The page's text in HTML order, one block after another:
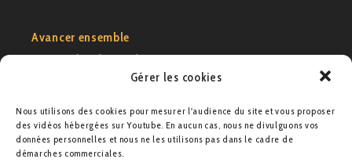
Gérer les cookies
Nous utilisons des cookies pour mesurer l'audience du site et vous proposer
des vidéos hébergées sur Youtube. En aucun cas, nous ne divulguons vos
données personnelles et nous ne les utilisons pas dans le cadre de
démarches commerciales.
Avancer ensemble
−Exemples de cas clients
Voir notre portfolio
Agence M21